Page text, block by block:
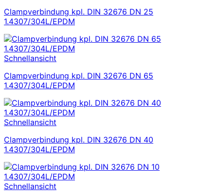
Clampverbindung kpl. DIN 32676 DN 25
1.4307/304L/EPDM
Schnellansicht
Clampverbindung kpl. DIN 32676 DN 65
1.4307/304L/EPDM
Schnellansicht
Clampverbindung kpl. DIN 32676 DN 40
1.4307/304L/EPDM
Schnellansicht